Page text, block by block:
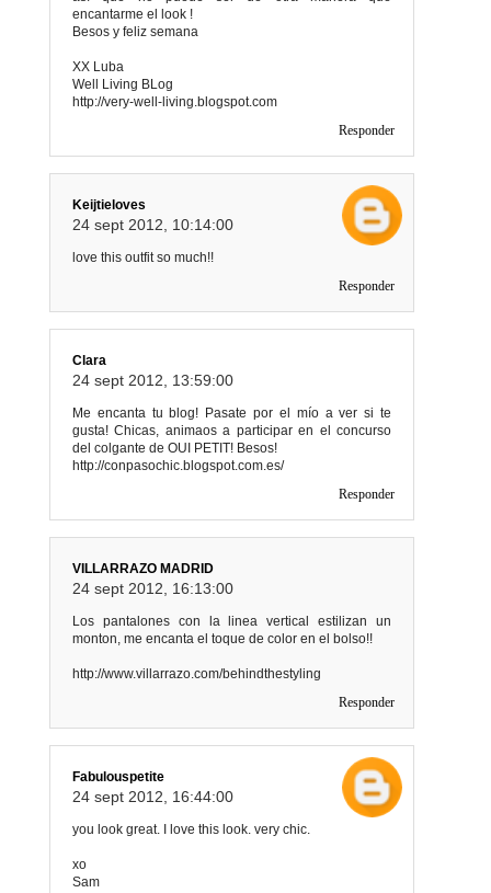
encantarme el look !
Besos y feliz semana
XX Luba
Well Living BLog
http://very-well-living.blogspot.com
Responder
Keijtieloves
24 sept 2012, 10:14:00
love this outfit so much!!
Responder
Clara
24 sept 2012, 13:59:00
Me encanta tu blog! Pasate por el mío a ver si te
gusta! Chicas, animaos a participar en el concurso
del colgante de OUI PETIT! Besos!
http://conpasochic.blogspot.com.es/
Responder
VILLARRAZO MADRID
24 sept 2012, 16:13:00
Los pantalones con la linea vertical estilizan un
monton, me encanta el toque de color en el bolso!!
http://www.villarrazo.com/behindthestyling
Responder
Fabulouspetite
24 sept 2012, 16:44:00
you look great. I love this look. very chic.
xo
Sam